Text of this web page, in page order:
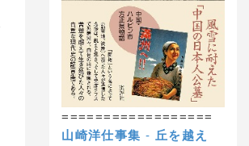
==================
山崎洋仕事集 - 丘を越え